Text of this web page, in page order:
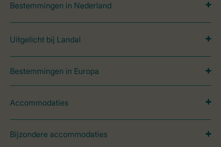
Bestemmingen in Nederland
Uitgelicht bij Landal
Bestemmingen in Europa
Accommodaties
Bijzondere accommodaties